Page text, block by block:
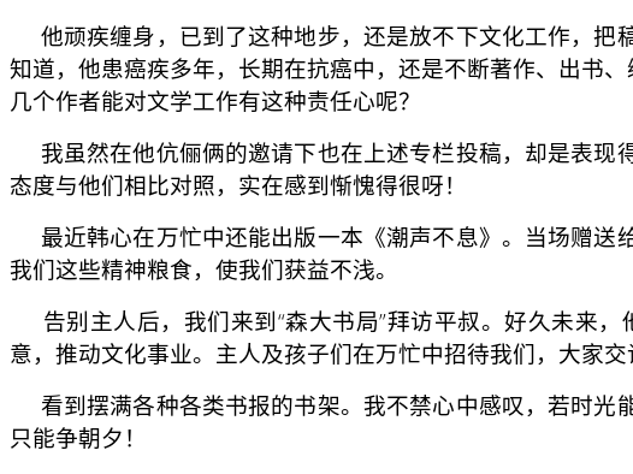
他顽疾缠身，已到了这种地步，还是放不下文化工作，把
知道，他患癌疾多年，长期在抗癌中，还是不断著作、出书
几个作者能对文学工作有这种责任心呢？
我虽然在他伉俪俩的邀请下也在上述专栏投稿，却是表现
态度与他们相比对照，实在感到惭愧得很呀！
最近韩心在万忙中还能出版一本《潮声不息》。当场赠送
我们这些精神粮食，使我们获益不浅。
告别主人后，我们来到“森大书局”拜访平叔。好久未来
意，推动文化事业。主人及孩子们在万忙中招待我们，大家交
看到摆满各种各类书报的书架。我不禁心中感叹，若时光
只能争朝夕！